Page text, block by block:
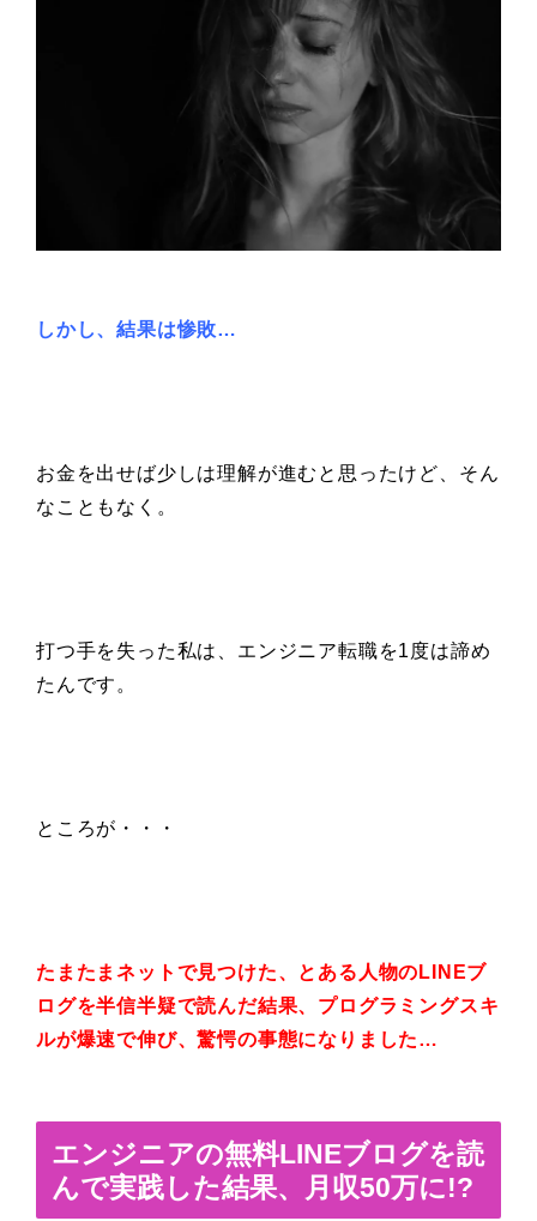
しかし、結果は惨敗…
お金を出せば少しは理解が進むと思ったけど、そん
なこともなく。
打つ手を失った私は、エンジニア転職を1度は諦め
たんです。
ところが・・・
たまたまネットで見つけた、とある人物のLINEブ
ログを半信半疑で読んだ結果、プログラミングスキ
ルが爆速で伸び、驚愕の事態になりました…
エンジニアの無料LINEブログを読
んで実践した結果、月収50万に!?